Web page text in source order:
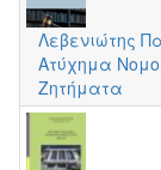
Λεβενιώτης
Ατύχημα
Ζητήματα